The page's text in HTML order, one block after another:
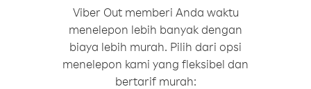
Viber Out memberi Anda waktu
menelepon lebih banyak dengan
biaya lebih murah. Pilih dari opsi
menelepon kami yang fleksibel dan
bertarif murah: